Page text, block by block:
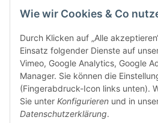
weitere Produkte, wie Reifenschuhe,
sind mit hochwertigen Techniken
dasMOBILWERK® ist seit der
Familienunternehmen, welches sich
Wachstumskurs befindet. Hier
Geschäftszeiten immer einen
sofern Sie Fragen rund um die
Wie wir Cookies & Co
Durch Klicken auf „Alle
Einsatz folgender Dienste auf
Vimeo, Google Analytics, Google
Manager. Sie können die
(Fingerabdruck-Icon links unten).
Sie unter Konfigurieren und in
Datenschutzerklärung.